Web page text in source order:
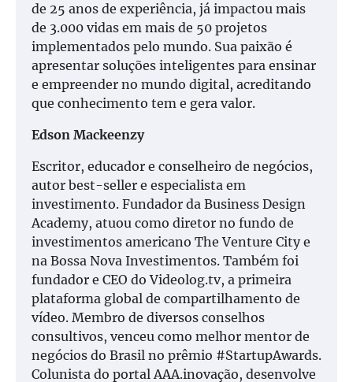
de 25 anos de experiência, já impactou mais
de 3.000 vidas em mais de 50 projetos
implementados pelo mundo. Sua paixão é
apresentar soluções inteligentes para ensinar
e empreender no mundo digital, acreditando
que conhecimento tem e gera valor.
Edson Mackeenzy
Escritor, educador e conselheiro de negócios,
autor best-seller e especialista em
investimento. Fundador da Business Design
Academy, atuou como diretor no fundo de
investimentos americano The Venture City e
na Bossa Nova Investimentos. Também foi
fundador e CEO do Videolog.tv, a primeira
plataforma global de compartilhamento de
vídeo. Membro de diversos conselhos
consultivos, venceu como melhor mentor de
negócios do Brasil no prêmio #StartupAwards.
Colunista do portal AAA.inovação, desenvolve